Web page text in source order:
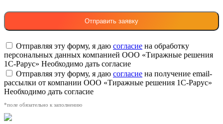
Отправляя эту форму, я даю согласие на обработку
персональных данных компанией ООО «Тиражные решения
1С-Рарус» Необходимо дать согласие
Отправляя эту форму, я даю согласие на получение email-
рассылки от компании ООО «Тиражные решения 1С-Рарус»
Необходимо дать согласие
*поле обязательно к заполнению